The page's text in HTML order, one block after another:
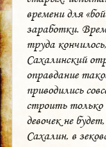
времени для
заработки.
труда
Сахалинский
оправдание
приводились
строить только
девочек не
Сахалин, в